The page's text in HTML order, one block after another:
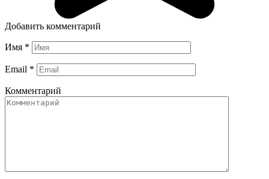
Добавить комментарий
Имя *
Email *
Комментарий